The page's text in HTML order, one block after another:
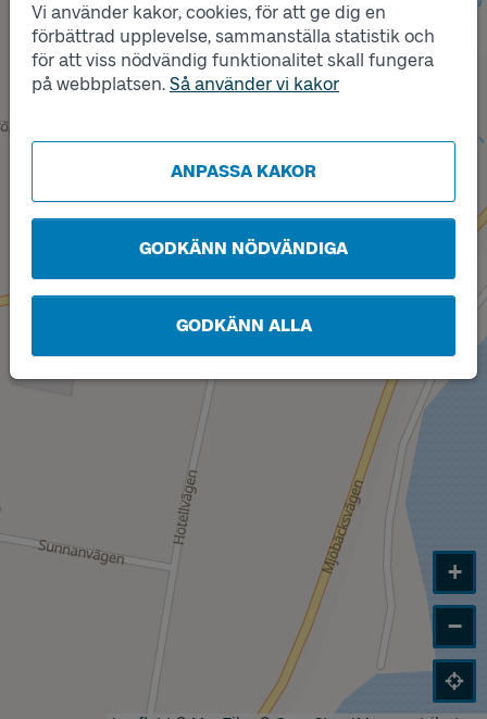
Vi använder kakor, cookies, för att ge dig en
förbättrad upplevelse, sammanställa statistik och
för att viss nödvändig funktionalitet skall fungera
på webbplatsen. Så använder vi kakor
ANPASSA KAKOR
GODKÄNN NÖDVÄNDIGA
GODKÄNN ALLA
Läge
A
+
−